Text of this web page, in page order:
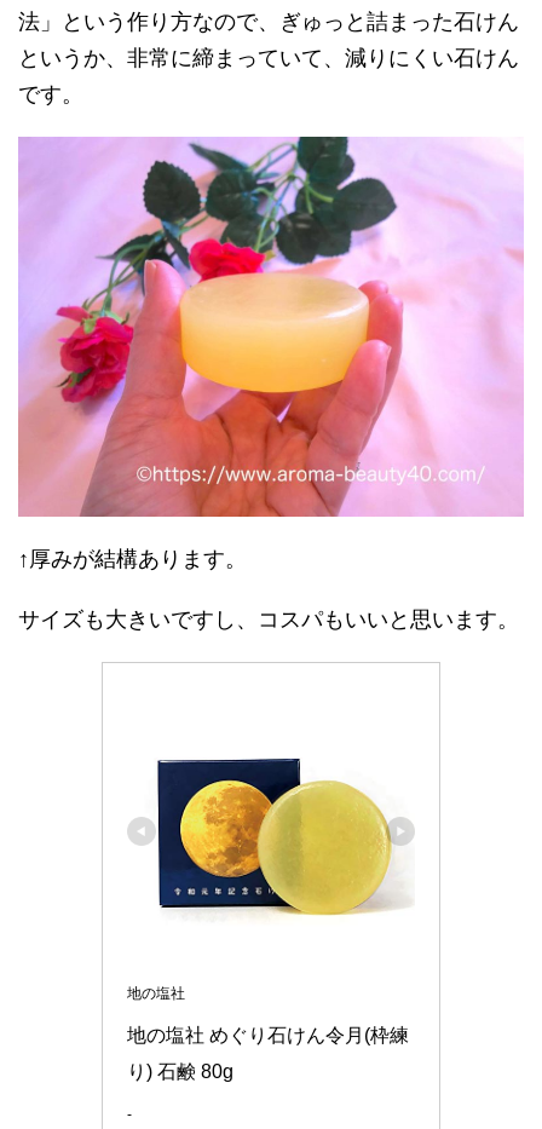
法」という作り方なので、ぎゅっと詰まった石けん
というか、非常に締まっていて、減りにくい石けん
です。
↑厚みが結構あります。
サイズも大きいですし、コスパもいいと思います。
地の塩社
地の塩社 めぐり石けん令月(枠練
り) 石鹸 80g
-